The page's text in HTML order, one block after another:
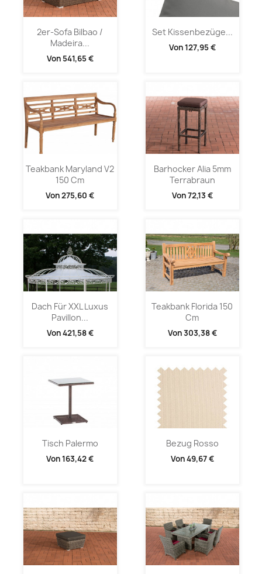
2er-Sofa Bilbao /
Madeira...
Von 541,65 €
Set Kissenbezüge...
Von127,95 €
Teakbank Maryland V2
150 Cm
Von275,60 €
Barhocker Alia 5mm
Terrabraun
Von72,13 €
Dach Für XXL Luxus
Pavillon...
Von421,58 €
Teakbank Florida 150
Cm
Von303,38 €
Tisch Palermo
Von163,42 €
Bezug Rosso
Von49,67 €